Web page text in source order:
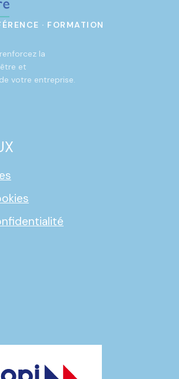
· FORMATION
la
et
votre entreprise.